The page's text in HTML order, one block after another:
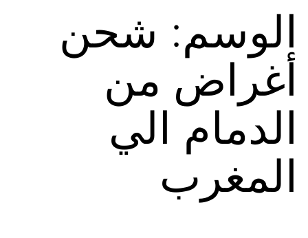
الوسم: شحن
أغراض من
الدمام الي
المغرب